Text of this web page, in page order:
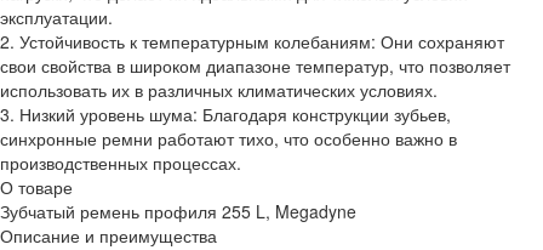
эксплуатации.
2. Устойчивость к температурным колебаниям: Они сохраняют
свои свойства в широком диапазоне температур, что позволяет
использовать их в различных климатических условиях.
3. Низкий уровень шума: Благодаря конструкции зубьев,
синхронные ремни работают тихо, что особенно важно в
производственных процессах.
О товаре
Зубчатый ремень профиля 255 L, Megadyne
Описание и преимущества